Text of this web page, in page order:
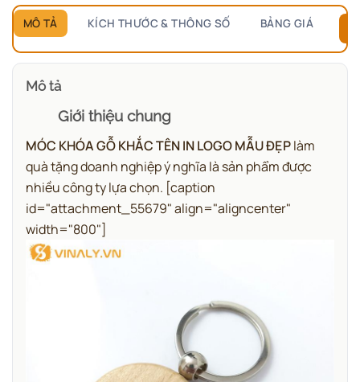
MÔ TẢ KÍCH THƯỚC & THÔNG SỐ BẢNG GIÁ
Mô tả
Giới thiệu chung
MÓC KHÓA GỖ KHẮC TÊN IN LOGO MẪU ĐẸPlàm
quà tặng doanh nghiệp ý nghĩa là sản phẩm được
nhiều công ty lựa chọn. [caption
id="attachment_55679" align="aligncenter"
width="800"]